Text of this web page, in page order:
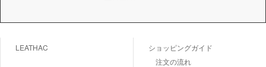
LEATHAC
ショッピングガイド
注文の流れ